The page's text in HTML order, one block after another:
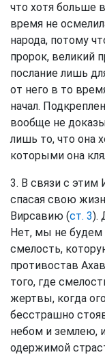
что хотя больше
время не
народа, потому
пророк, великий
послание лишь
от него в то
начал.
вообще не
лишь то, что она
которыми она
3. В связи с этим
спасая свою
Вирсавию (ст. 3).
Нет, мы не будем
смелость,
противостав
того, где
жертвы, когда
бесстрашно
небом и землею,
одержимой